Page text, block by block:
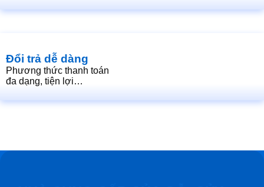
Đổi trả dễ dàng
Phương thức thanh toán
đa dạng, tiện lợi…